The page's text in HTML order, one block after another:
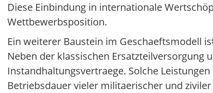
Diese Einbindung in internationale
Wettbewerbsposition.
Ein weiterer Baustein im Geschaeftsmodell
Neben der klassischen
Instandhaltungsvertraege. Solche
Betriebsdauer vieler militaerischer und